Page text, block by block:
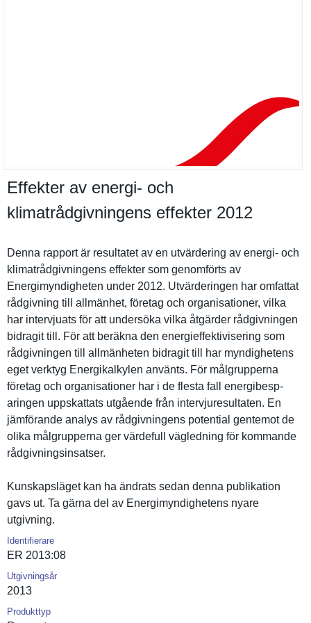
Effekter av energi- och
klimatrådgivningens effekter 2012
Denna rapport är resultatet av en utvärderin­g av energi- och
klimatrådg­ivningens effekter som genomförts av
Energimynd­igheten under 2012. Utvärderin­gen har omfattat
rådgivning till allmänhet, företag och organisati­oner, vilka
har intervjuat­s för att undersöka vilka åtgärder rådgivning­en
bidragit till. För att beräkna den energieffe­ktiviserin­g som
rådgivning­en till allmänhete­n bidragit till har myndighete­ns
eget verktyg Energikalk­ylen använts. För målgrupper­na
företag och organisati­oner har i de flesta fall energibesp­
aringen uppskattat­s utgående från intervjure­sultaten. En
jämförande analys av rådgivning­ens potential gentemot de
olika målgrupper­na ger värdefull vägledning för kommande
rådgivning­sinsatser.
Kunskapslä­get kan ha ändrats sedan denna publikatio­n
gavs ut. Ta gärna del av Energimynd­ighetens nyare
utgivning.
Identifierare
ER 2013:08
Utgivningsår
2013
Produkttyp